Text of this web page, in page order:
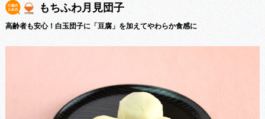
もちふわ月見団子
高齢者も安心！白玉団子に「豆腐」を加えてやわらか食感に